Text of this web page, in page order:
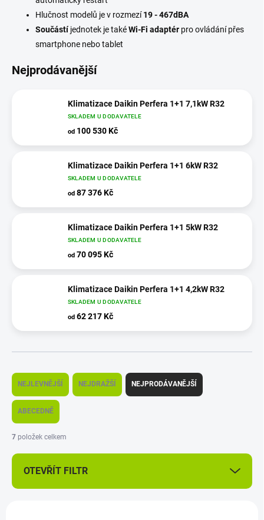
Hlučnost modelů je v rozmezí 19 - 467dBA
Součástí jednotek je takéWi-Fi adaptér pro ovládání přes
smartphone nebo tablet
Nejprodávanější
Klimatizace Daikin Perfera 1+1 7,1kW R32
SKLADEM U DODAVATELE
od 100 530 Kč
Klimatizace Daikin Perfera 1+1 6kW R32
SKLADEM U DODAVATELE
od 87 376 Kč
Klimatizace Daikin Perfera 1+1 5kW R32
SKLADEM U DODAVATELE
od 70 095 Kč
Klimatizace Daikin Perfera 1+1 4,2kW R32
SKLADEM U DODAVATELE
od 62 217 Kč
Ř
z
e
n
í
r
d
NEJLEVNĚJŠÍ NEJDRAŽŠÍ NEJPRODÁVANĚJŠÍ
ABECEDNĚ
7 položek celkem
OTEVŘÍT FILTR